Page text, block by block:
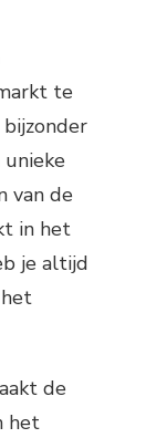
te
bijzonder
unieke
van de
in het
je altijd
de
het